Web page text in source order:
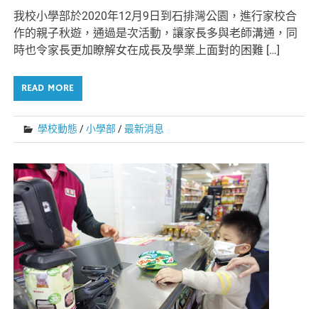
我校小學部於2020年12月9日到石排灣公園，進行家校合
作的親子秋遊，通過是次活動，讓家長多與老師溝通，同
時也令家長更加瞭解女在成長及學業上面對的困難 […]
READ MORE
學校動態 /小學部 /最新消息